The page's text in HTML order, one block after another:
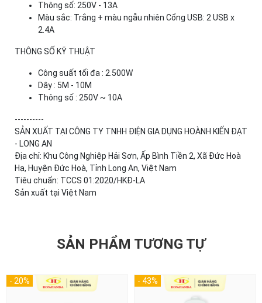
Thông số: 250V - 13A
Màu sắc: Trắng + màu ngẫu nhiên Cổng USB: 2 USB x
2.4A
THÔNG SỐ KỸ THUẬT
Công suất tối đa : 2.500W
Dây : 5M - 10M
Thông số : 250V ~ 10A
----------
SẢN XUẤT TẠI CÔNG TY TNHH ĐIỆN GIA DỤNG HOÀNH KIẾN ĐẠT
- LONG AN
Địa chỉ: Khu Công Nghiệp Hải Sơn, Ấp Bình Tiền 2, Xã Đức Hoà
Hạ, Huyện Đức Hoà, Tỉnh Long An, Việt Nam
Tiêu chuẩn: TCCS 01:2020/HKĐ-LA
Sản xuất tại Việt Nam
SẢN PHẨM TƯƠNG TỰ